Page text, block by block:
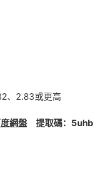
、2.83或更高
網盤 提取碼：5uhb